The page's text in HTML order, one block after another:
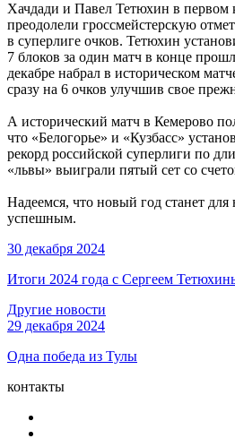
Хачдади и Павел Тетюхин в первом
преодолели гроссмейстерскую
в суперлиге очков. Тетюхин
7 блоков за один матч в конце
декабре набрал в историческом
сразу на 6 очков улучшив свое
А исторический матч в Кемерово
что «Белогорье» и «Кузбасс»
рекорд российской суперлиги по
«львы» выиграли пятый сет со
Надеемся, что новый год станет
успешным.
30 декабря 2024
Итоги 2024 года с Сергеем
Другие новости
29 декабря 2024
Одна победа из Тулы
контакты